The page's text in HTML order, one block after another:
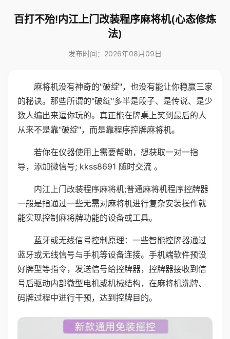
百打不殆!内江上门改装程序麻将机(心态修炼
法)
发布时间：2026年08月09日
麻将机没有神奇的"破绽"，也没有能让你稳赢三家
的秘诀。那些所谓的"破绽"多半是段子、是传说、是少
数人编出来逗你玩的。真正能在牌桌上笑到最后的人
从来不是靠"破绽"，而是靠程序控牌麻将机。
若你在仪器使用上需要帮助，想获取一对一指
导，添加微信号; kkss8691 随时交流 。
内江上门改装程序麻将机;普通麻将机程序控牌器
一般是指通过一些无需对麻将机进行复杂安装操作就
能实现控制麻将牌功能的设备或工具。
蓝牙或无线信号控制原理：一些智能控牌器通过
蓝牙或无线信号与手机等设备连接。手机端软件预设
好牌型等指令，发送信号给控牌器，控牌器接收到信
号后驱动内部微型电机或机械结构，在麻将机洗牌、
码牌过程中进行干预，达到控牌目的。